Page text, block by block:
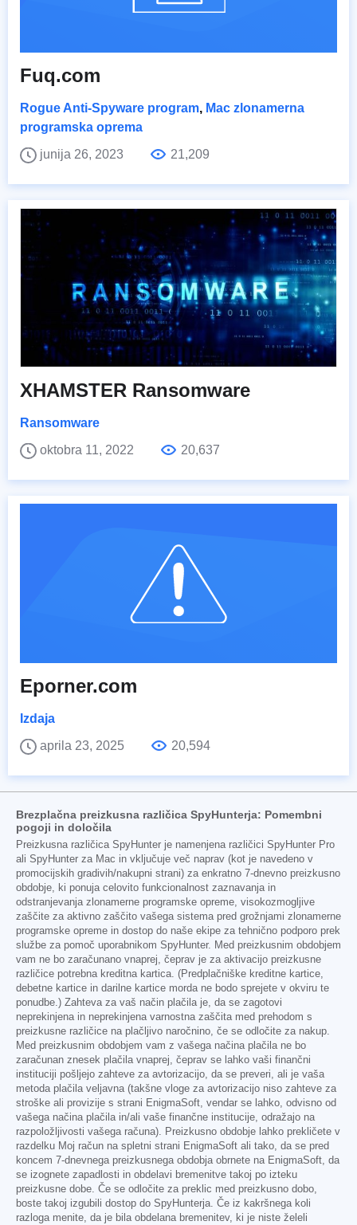
Fuq.com
Rogue Anti-Spyware program, Mac zlonamerna
programska oprema
junija 26, 2023
21,209
XHAMSTER Ransomware
Ransomware
oktobra 11, 2022
20,637
Eporner.com
Izdaja
aprila 23, 2025
20,594
Brezplačna preizkusna različica SpyHunterja: Pomembni
pogoji in določila
Preizkusna različica SpyHunter je namenjena različici SpyHunter Pro
ali SpyHunter za Mac in vključuje več naprav (kot je navedeno v
promocijskih gradivih/nakupni strani) za enkratno 7-dnevno preizkusno
obdobje, ki ponuja celovito funkcionalnost zaznavanja in
odstranjevanja zlonamerne programske opreme, visokozmogljive
zaščite za aktivno zaščito vašega sistema pred grožnjami zlonamerne
programske opreme in dostop do naše ekipe za tehnično podporo prek
službe za pomoč uporabnikom SpyHunter. Med preizkusnim obdobjem
vam ne bo zaračunano vnaprej, čeprav je za aktivacijo preizkusne
različice potrebna kreditna kartica. (Predplačniške kreditne kartice,
debetne kartice in darilne kartice morda ne bodo sprejete v okviru te
ponudbe.) Zahteva za vaš način plačila je, da se zagotovi
neprekinjena in neprekinjena varnostna zaščita med prehodom s
preizkusne različice na plačljivo naročnino, če se odločite za nakup.
Med preizkusnim obdobjem vam z vašega načina plačila ne bo
zaračunan znesek plačila vnaprej, čeprav se lahko vaši finančni
instituciji pošljejo zahteve za avtorizacijo, da se preveri, ali je vaša
metoda plačila veljavna (takšne vloge za avtorizacijo niso zahteve za
stroške ali provizije s strani EnigmaSoft, vendar se lahko, odvisno od
vašega načina plačila in/ali vaše finančne institucije, odražajo na
razpoložljivosti vašega računa). Preizkusno obdobje lahko prekličete v
razdelku Moj račun na spletni strani EnigmaSoft ali tako, da se pred
koncem 7-dnevnega preizkusnega obdobja obrnete na EnigmaSoft, da
se izognete zapadlosti in obdelavi bremenitve takoj po izteku
preizkusne dobe. Če se odločite za preklic med preizkusno dobo,
boste takoj izgubili dostop do SpyHunterja. Če iz kakršnega koli
razloga menite, da je bila obdelana bremenitev, ki je niste želeli